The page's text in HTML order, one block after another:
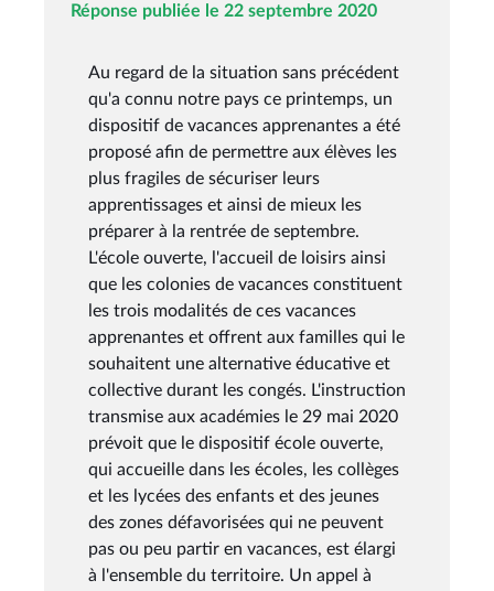
Réponse publiée le 22 septembre 2020
Au regard de la situation sans précédent
qu'a connu notre pays ce printemps, un
dispositif de vacances apprenantes a été
proposé afin de permettre aux élèves les
plus fragiles de sécuriser leurs
apprentissages et ainsi de mieux les
préparer à la rentrée de septembre.
L'école ouverte, l'accueil de loisirs ainsi
que les colonies de vacances constituent
les trois modalités de ces vacances
apprenantes et offrent aux familles qui le
souhaitent une alternative éducative et
collective durant les congés. L'instruction
transmise aux académies le 29 mai 2020
prévoit que le dispositif école ouverte,
qui accueille dans les écoles, les collèges
et les lycées des enfants et des jeunes
des zones défavorisées qui ne peuvent
pas ou peu partir en vacances, est élargi
à l'ensemble du territoire. Un appel à